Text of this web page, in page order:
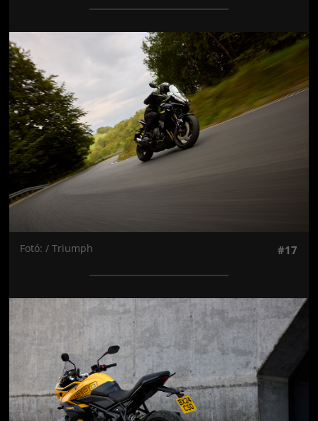
Jön még kép!
Fotó: / Triumph #17
Jön még kép!